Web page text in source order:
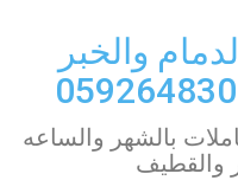
والخبر
بالشهر والساعه
والقطيف